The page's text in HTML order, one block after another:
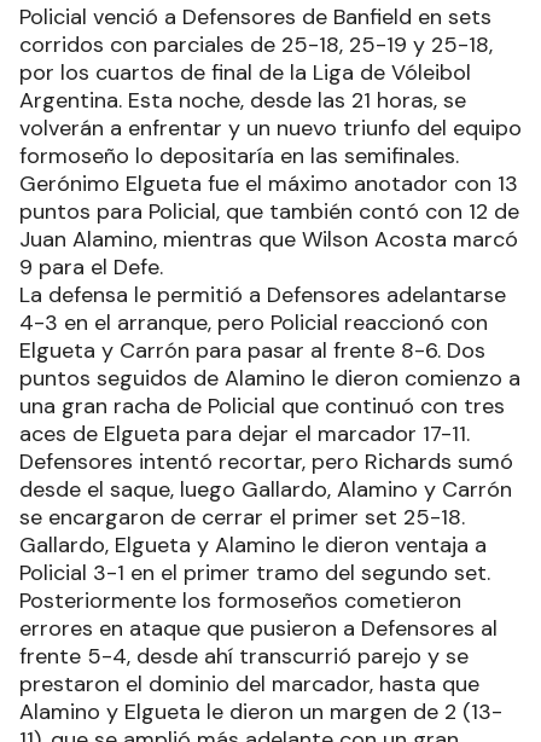
Policial venció a Defensores de Banfield en sets
corridos con parciales de 25-18, 25-19 y 25-18,
por los cuartos de final de la Liga de Vóleibol
Argentina. Esta noche, desde las 21 horas, se
volverán a enfrentar y un nuevo triunfo del equipo
formoseño lo depositaría en las semifinales.
Gerónimo Elgueta fue el máximo anotador con 13
puntos para Policial, que también contó con 12 de
Juan Alamino, mientras que Wilson Acosta marcó
9 para el Defe.
La defensa le permitió a Defensores adelantarse
4-3 en el arranque, pero Policial reaccionó con
Elgueta y Carrón para pasar al frente 8-6. Dos
puntos seguidos de Alamino le dieron comienzo a
una gran racha de Policial que continuó con tres
aces de Elgueta para dejar el marcador 17-11.
Defensores intentó recortar, pero Richards sumó
desde el saque, luego Gallardo, Alamino y Carrón
se encargaron de cerrar el primer set 25-18.
Gallardo, Elgueta y Alamino le dieron ventaja a
Policial 3-1 en el primer tramo del segundo set.
Posteriormente los formoseños cometieron
errores en ataque que pusieron a Defensores al
frente 5-4, desde ahí transcurrió parejo y se
prestaron el dominio del marcador, hasta que
Alamino y Elgueta le dieron un margen de 2 (13-